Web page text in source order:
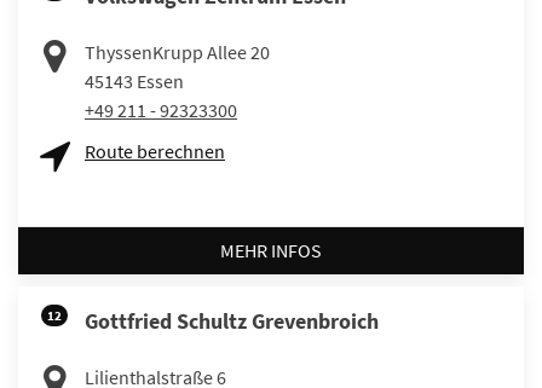
ThyssenKrupp Allee 20
45143 Essen
+49 211 - 92323300
Route berechnen
MEHR INFOS
12 Gottfried Schultz Grevenbroich
Lilienthalstraße 6